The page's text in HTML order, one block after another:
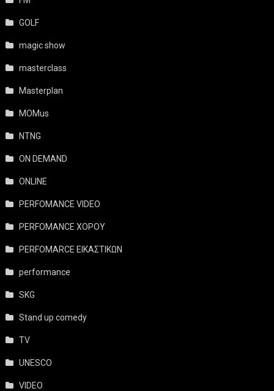
GOLF
magic show
masterclass
Masterplan
MOMus
NTNG
ON DEMAND
ONLINE
PERFOMANCE VIDEO
PERFOMANCE ΧΟΡΟΥ
PERFOMARCE ΕΙΚΑΣΤΙΚΩΝ
performance
SKG
Stand up comedy
TV
UNESCO
VIDEO